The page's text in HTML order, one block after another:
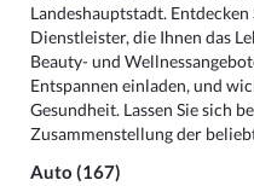
Landeshauptstadt.
Dienstleister, die Ihnen das
Beauty- und
Entspannen einladen, und
Gesundheit. Lassen Sie sich
Zusammenstellung der
Auto (167)